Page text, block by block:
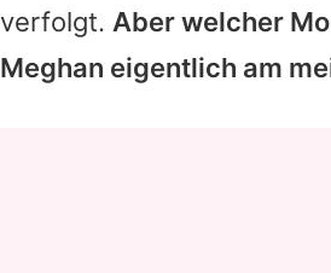
verfolgt. Aber welcher
Meghan eigentlich am